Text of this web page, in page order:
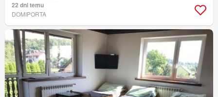
22 dni temu
DOMIPORTA